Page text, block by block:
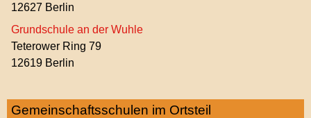
12627 Berlin
Grundschule an der Wuhle
Teterower Ring 79
12619 Berlin
Gemeinschaftsschulen im Ortsteil